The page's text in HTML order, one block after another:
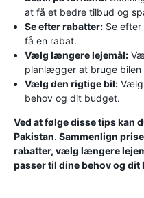
at få et bedre tilbud og
Se efter rabatter: Se
få en rabat.
Vælg længere lejemål:
planlægger at bruge
Vælg den rigtige bil: Vælg
behov og dit budget.
Ved at følge disse tips kan
Pakistan. Sammenlign
rabatter, vælg længere
passer til dine behov og dit